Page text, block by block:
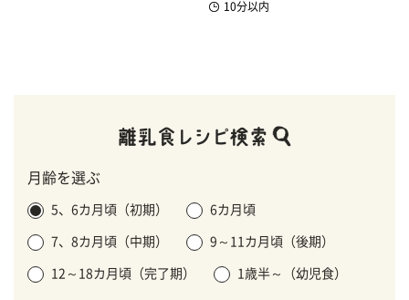
10分以内
月齢を選ぶ
5、6カ月頃（初期） 6カ月頃
7、8カ月頃（中期） 9～11カ月頃（後期）
12～18カ月頃（完了期） 1歳半～（幼児食）